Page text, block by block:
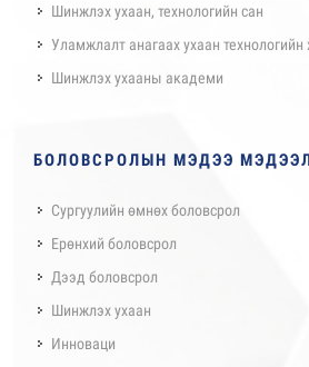
Шинжлэх ухаан, технологийн сан
Уламжлалт анагаах ухаан технологийн
Шинжлэх ухааны академи
БОЛОВСРОЛЫН МЭДЭЭ
Сургуулийн өмнөх боловсрол
Ерөнхий боловсрол
Дээд боловсрол
Шинжлэх ухаан
Инноваци